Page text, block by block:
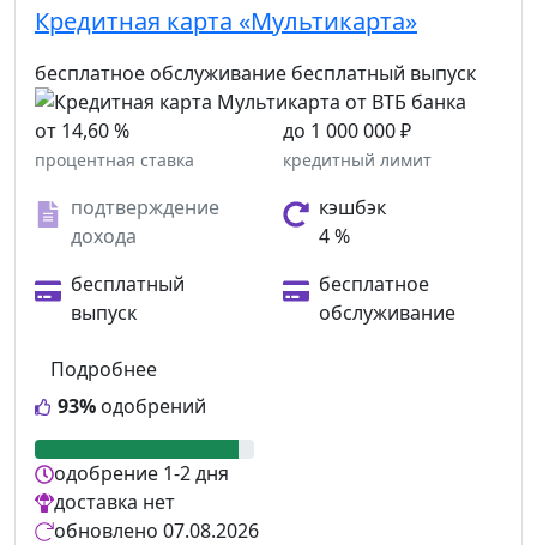
Кредитная карта «Мультикарта»
бесплатное обслуживание бесплатный выпуск
от 14,60 %
процентная ставка
до 1 000 000 ₽
кредитный лимит
подтверждение
дохода
кэшбэк
4 %
бесплатный
выпуск
бесплатное
обслуживание
93% одобрений
Подробнее
одобрение 1-2 дня
доставка нет
обновлено 07.08.2026